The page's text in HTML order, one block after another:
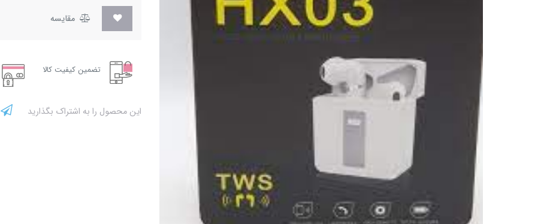
مقایسه
تضمین کیفیت کالا
این محصول را به اشتراک بگذارید